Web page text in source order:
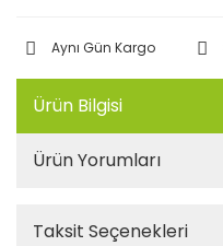
Aynı Gün Kargo
Ürün Bilgisi
Ürün Yorumları
Taksit Seçenekleri